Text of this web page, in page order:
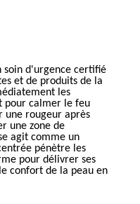
soin d'urgence certifié
et de produits de la
les
pour calmer le feu
une rougeur après
une zone de
agit comme un
pénètre les
pour délivrer ses
confort de la peau en